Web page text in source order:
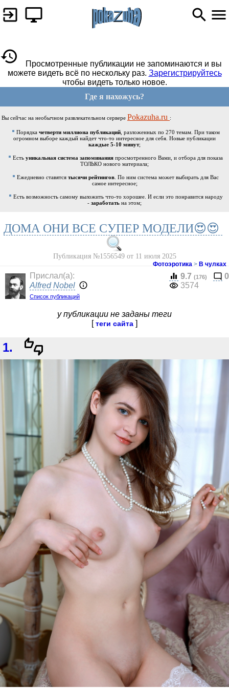
Просмотренные публикации не запоминаются и вы
можете видеть всё по нескольку раз. Зарегистрируйтесь
чтобы видеть только новое.
Где я нахожусь?
Вы сейчас на необычном развлекательном сервере Pokazuha.ru :
Порядка четверти миллиона публикаций, разложенных по 270 темам. При таком
огромном выборе каждый найдет что-то интересное для себя. Новые публикации
каждые 5-10 минут;
Есть уникальная система запоминания просмотренного Вами, и отбора для показа
ТОЛЬКО нового материала;
Ежедневно ставятся тысячи рейтингов . По ним система может выбирать для Вас
самое интересное;
Есть возможность самому выложить что-то хорошее. И если это понравится народу
- заработать на этом;
ДОМА ОНИ ВСЕ СУПЕР МОДЕЛИ😍😍
Публикация №1556549 от 11 июля 2025
Фотоэротика > В чулках
Прислал(a):
Alfred Nobel
Список публикаций
9.7 (176)
0
3574
у публикации не заданы теги
[теги сайта ]
1.